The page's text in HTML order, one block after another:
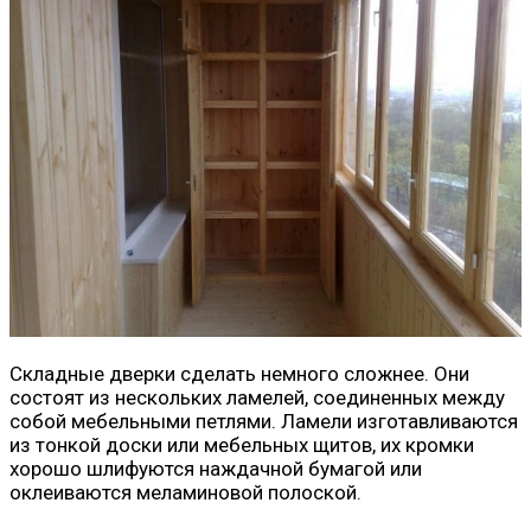
Складные дверки сделать немного сложнее. Они
состоят из нескольких ламелей, соединенных между
собой мебельными петлями. Ламели изготавливаются
из тонкой доски или мебельных щитов, их кромки
хорошо шлифуются наждачной бумагой или
оклеиваются меламиновой полоской.